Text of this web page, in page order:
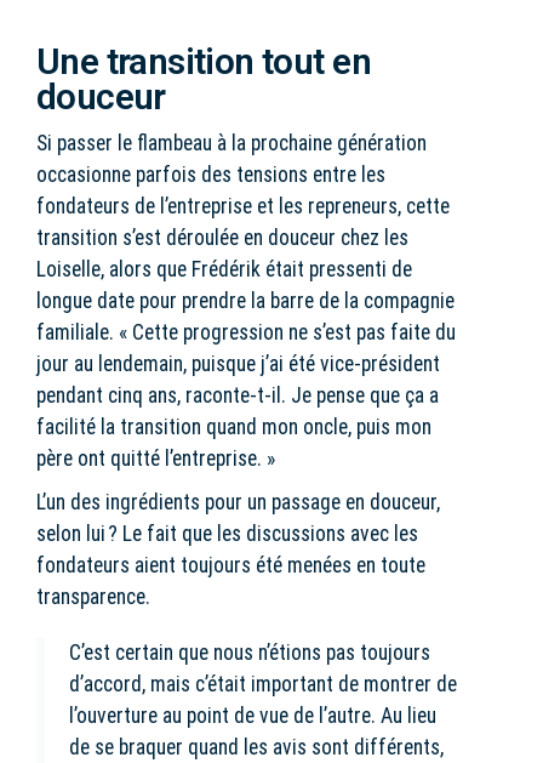
Une transition tout en
douceur
Si passer le flambeau à la prochaine génération
occasionne parfois des tensions entre les
fondateurs de l’entreprise et les repreneurs, cette
transition s’est déroulée en douceur chez les
Loiselle, alors que Frédérik était pressenti de
longue date pour prendre la barre de la compagnie
familiale. « Cette progression ne s’est pas faite du
jour au lendemain, puisque j’ai été vice-président
pendant cinq ans, raconte-t-il. Je pense que ça a
facilité la transition quand mon oncle, puis mon
père ont quitté l’entreprise. »
L’un des ingrédients pour un passage en douceur,
selon lui ? Le fait que les discussions avec les
fondateurs aient toujours été menées en toute
transparence.
C’est certain que nous n’étions pas toujours
d’accord, mais c’était important de montrer de
l’ouverture au point de vue de l’autre. Au lieu
de se braquer quand les avis sont différents,